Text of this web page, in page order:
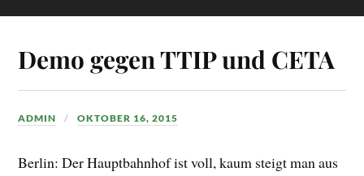
Demo gegen TTIP und CETA
ADMIN OKTOBER 16, 2015
Berlin: Der Hauptbahnhof ist voll, kaum steigt man aus